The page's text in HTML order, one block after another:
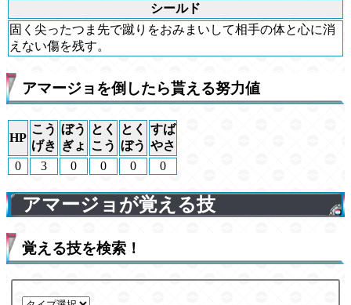
シールド
固く尖ったつま先で蹴りをおみまいして相手の体と心に消
えない傷を残す。
アマージョを倒したら貰える努力値
HP
こう
げき
ぼう
ぎょ
とく
こう
とく
ぼう
すば
やさ
0
3 0 0 0 0
アマージョが覚える技
覚える技を検索！